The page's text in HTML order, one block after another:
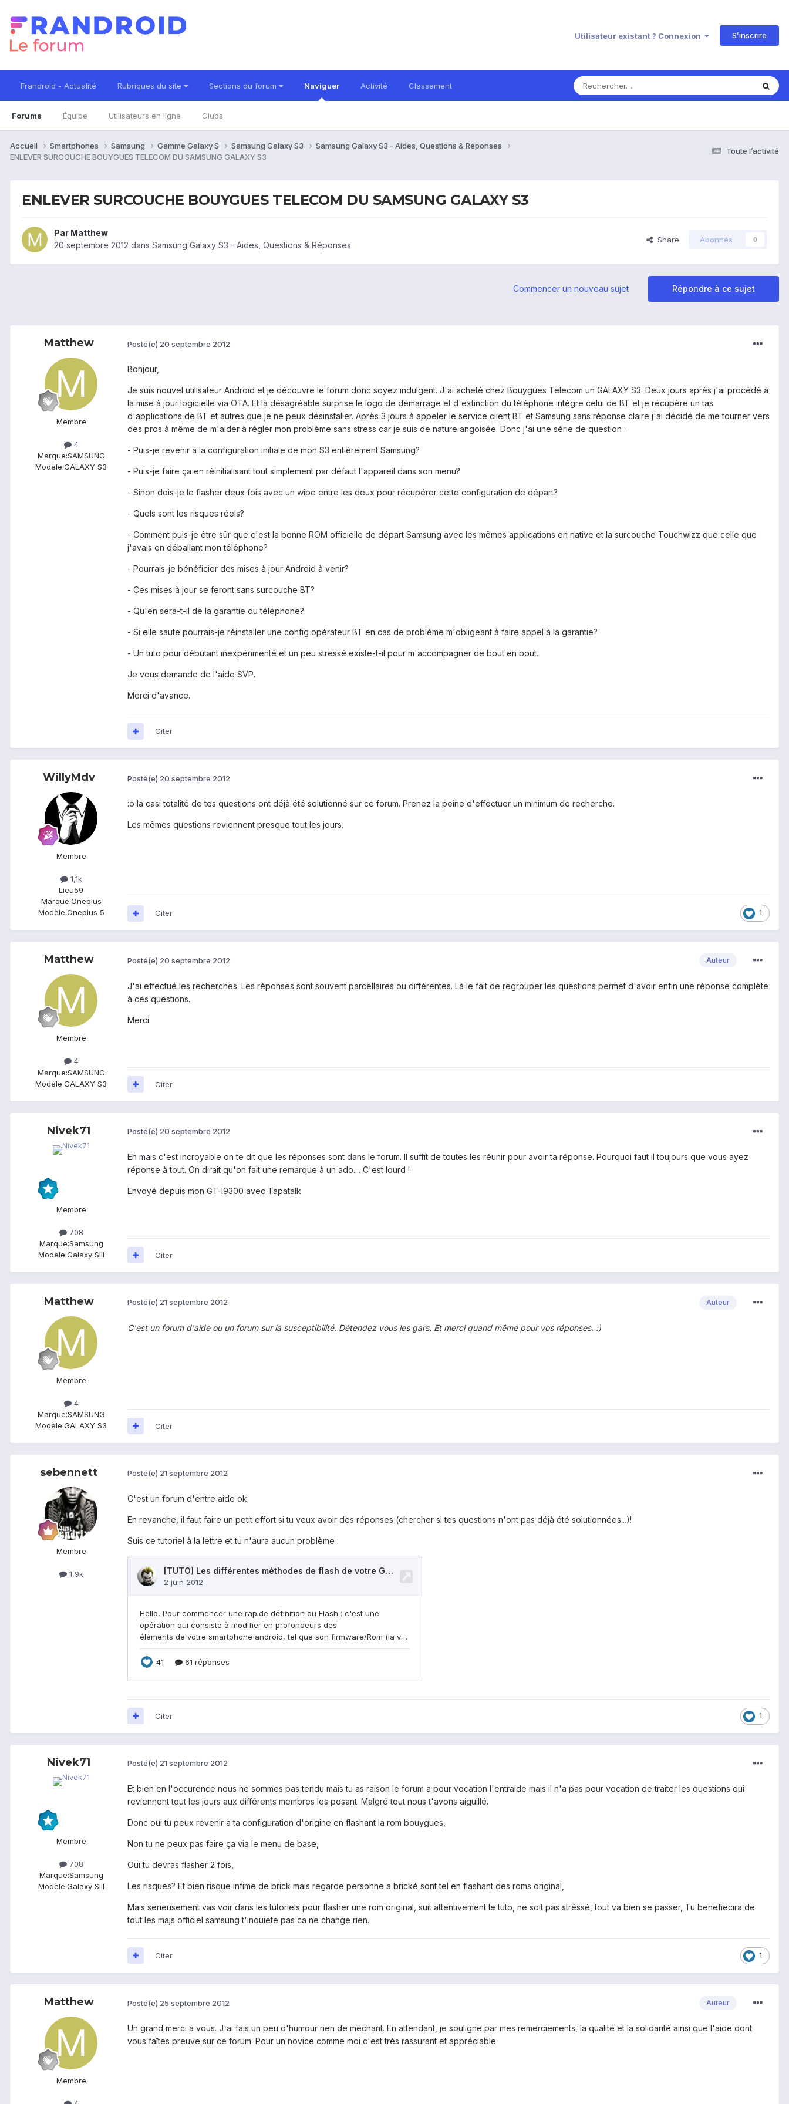
Utilisateur existant ? Connexion S’inscrire
Frandroid - Actualité Rubriques du site Sections du forum Naviguer
Forums Équipe Utilisateurs en ligne Clubs
Activité Classement
Toute l’activité
Accueil Smartphones Samsung Gamme Galaxy S Samsung Galaxy S3
Samsung Galaxy S3 - Aides, Questions & Réponses
ENLEVER SURCOUCHE BOUYGUES TELECOM DU SAMSUNG GALAXY S3
ENLEVER SURCOUCHE BOUYGUES TELECOM DU SAMSUNG GALAXY S3
Par Matthew
20 septembre 2012 dans Samsung Galaxy S3 - Aides, Questions & Réponses
Share Abonnés 0
Répondre à ce sujet
Commencer un nouveau sujet
Matthew
Membre
4
Marque:SAMSUNG
Modèle:GALAXY S3
Posté(e) 20 septembre 2012
Bonjour,
Je suis nouvel utilisateur Android et je découvre le forum donc soyez indulgent. J'ai acheté chez Bouygues Telecom un GALAXY S3. Deux jours après j'ai procédé à
la mise à jour logicielle via OTA. Et là désagréable surprise le logo de démarrage et d'extinction du téléphone intègre celui de BT et je récupère un tas
d'applications de BT et autres que je ne peux désinstaller. Après 3 jours à appeler le service client BT et Samsung sans réponse claire j'ai décidé de me tourner vers
des pros à même de m'aider à régler mon problème sans stress car je suis de nature angoisée. Donc j'ai une série de question :
- Puis-je revenir à la configuration initiale de mon S3 entièrement Samsung?
- Puis-je faire ça en réinitialisant tout simplement par défaut l'appareil dans son menu?
- Sinon dois-je le flasher deux fois avec un wipe entre les deux pour récupérer cette configuration de départ?
- Quels sont les risques réels?
- Comment puis-je être sûr que c'est la bonne ROM officielle de départ Samsung avec les mêmes applications en native et la surcouche Touchwizz que celle que
j'avais en déballant mon téléphone?
- Pourrais-je bénéficier des mises à jour Android à venir?
- Ces mises à jour se feront sans surcouche BT?
- Qu'en sera-t-il de la garantie du téléphone?
- Si elle saute pourrais-je réinstaller une config opérateur BT en cas de problème m'obligeant à faire appel à la garantie?
- Un tuto pour débutant inexpérimenté et un peu stressé existe-t-il pour m'accompagner de bout en bout.
Je vous demande de l'aide SVP.
Merci d'avance.
Citer
WillyMdv
Membre
1,1k
Lieu59
Marque:Oneplus
Modèle:Oneplus 5
Posté(e) 20 septembre 2012
:o la casi totalité de tes questions ont déjà été solutionné sur ce forum. Prenez la peine d'effectuer un minimum de recherche.
Les mêmes questions reviennent presque tout les jours.
1
Citer
Matthew
Membre
4
Marque:SAMSUNG
Modèle:GALAXY S3
Auteur
Posté(e) 20 septembre 2012
J'ai effectué les recherches. Les réponses sont souvent parcellaires ou différentes. Là le fait de regrouper les questions permet d'avoir enfin une réponse complète
à ces questions.
Merci.
Citer
Nivek71
Membre
708
Marque:Samsung
Modèle:Galaxy SIII
Posté(e) 20 septembre 2012
Eh mais c'est incroyable on te dit que les réponses sont dans le forum. Il suffit de toutes les réunir pour avoir ta réponse. Pourquoi faut il toujours que vous ayez
réponse à tout. On dirait qu'on fait une remarque à un ado.... C'est lourd !
Envoyé depuis mon GT-I9300 avec Tapatalk
Citer
Matthew
Membre
4
Marque:SAMSUNG
Modèle:GALAXY S3
Auteur
Posté(e) 21 septembre 2012
C'est un forum d'aide ou un forum sur la susceptibilité. Détendez vous les gars. Et merci quand même pour vos réponses. :)
Citer
sebennett
Membre
1,9k
Posté(e) 21 septembre 2012
C'est un forum d'entre aide ok
En revanche, il faut faire un petit effort si tu veux avoir des réponses (chercher si tes questions n'ont pas déjà été solutionnées...)!
Suis ce tutoriel à la lettre et tu n'aura aucun problème :
1
Citer
Nivek71
Membre
708
Marque:Samsung
Modèle:Galaxy SIII
Posté(e) 21 septembre 2012
Et bien en l'occurence nous ne sommes pas tendu mais tu as raison le forum a pour vocation l'entraide mais il n'a pas pour vocation de traiter les questions qui
reviennent tout les jours aux différents membres les posant. Malgré tout nous t'avons aiguillé.
Donc oui tu peux revenir à ta configuration d'origine en flashant la rom bouygues,
Non tu ne peux pas faire ça via le menu de base,
Oui tu devras flasher 2 fois,
Les risques? Et bien risque infime de brick mais regarde personne a brické sont tel en flashant des roms original,
Mais serieusement vas voir dans les tutoriels pour flasher une rom original, suit attentivement le tuto, ne soit pas stréssé, tout va bien se passer, Tu benefiecira de
tout les majs officiel samsung t'inquiete pas ca ne change rien.
1
Citer
Matthew
Membre
Auteur
Posté(e) 25 septembre 2012
Un grand merci à vous. J'ai fais un peu d'humour rien de méchant. En attendant, je souligne par mes remerciements, la qualité et la solidarité ainsi que l'aide dont
vous faîtes preuve sur ce forum. Pour un novice comme moi c'est très rassurant et appréciable.